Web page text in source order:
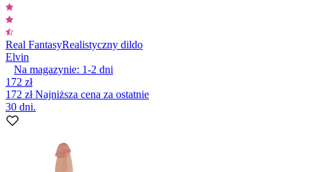
Real FantasyRealistyczny dildo
Elvin
Na magazynie: 1-2 dni
172 zł
172 złNajniższa cena za ostatnie
30 dni.